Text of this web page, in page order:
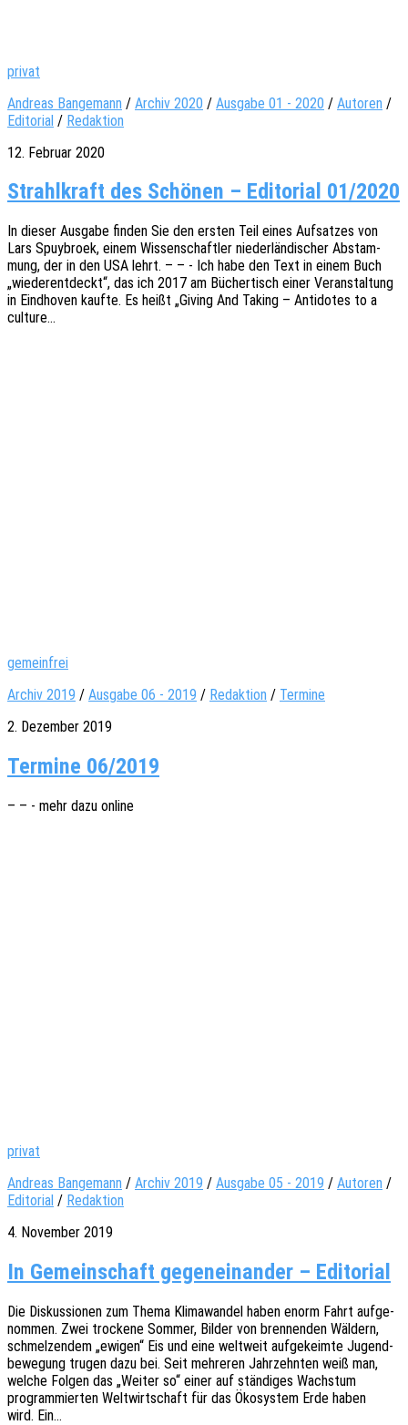
privat
Andreas Bangemann / Archiv 2020 / Ausgabe 01 - 2020 / Autoren /
Editorial / Redaktion
12. Februar 2020
Strahlkraft des Schönen – Editorial 01/2020
In dieser Ausga­be finden Sie den ersten Teil eines Aufsat­zes von
Lars Spuy­br­oek, einem Wissen­schaft­ler nieder­län­di­scher Abstam­
mung, der in den USA lehrt. – – - Ich habe den Text in einem Buch
„wieder­ent­deckt“, das ich 2017 am Bücher­tisch einer Veran­stal­tung
in Eind­ho­ven kaufte. Es heißt „Giving And Taking – Anti­do­tes to a
culture…
gemeinfrei
Archiv 2019 / Ausgabe 06 - 2019 / Redaktion / Termine
2. Dezember 2019
Termine 06/2019
– – - mehr dazu online
privat
Andreas Bangemann / Archiv 2019 / Ausgabe 05 - 2019 / Autoren /
Editorial / Redaktion
4. November 2019
In Gemeinschaft gegeneinander – Editorial
Die Diskus­sio­nen zum Thema Klima­wan­del haben enorm Fahrt aufge­
nom­men. Zwei trocke­ne Sommer, Bilder von bren­nen­den Wäldern,
schmel­zen­dem „ewigen“ Eis und eine welt­weit aufge­keim­te Jugend­
be­we­gung trugen dazu bei. Seit mehre­ren Jahr­zehn­ten weiß man,
welche Folgen das „Weiter so“ einer auf stän­di­ges Wachs­tum
program­mier­ten Welt­wirt­schaft für das Ökosys­tem Erde haben
wird. Ein…